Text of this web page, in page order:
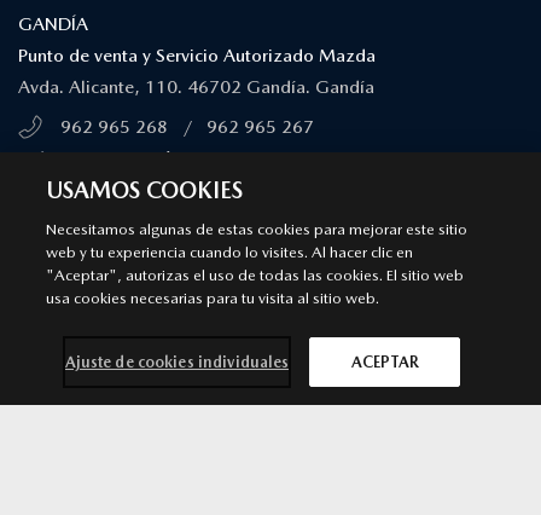
GANDÍA
Punto de venta y Servicio Autorizado Mazda
Avda. Alicante, 110. 46702 Gandía. Gandía
962 965 268
/
962 965 267
DENIA
Punto de venta y Servicio Autorizado Mazda
Carretera Ondara - Denia, S/N. 03700 Denia . Denia
965 481 929
966 435 085
USAMOS COOKIES
Necesitamos algunas de estas cookies para mejorar este sitio
web y tu experiencia cuando lo visites. Al hacer clic en
"Aceptar", autorizas el uso de todas las cookies. El sitio web
usa cookies necesarias para tu visita al sitio web.
Ajuste de cookies individuales ACEPTAR